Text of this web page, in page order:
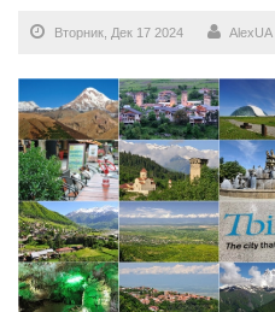
Вторник, Дек 17 2024 AlexUA